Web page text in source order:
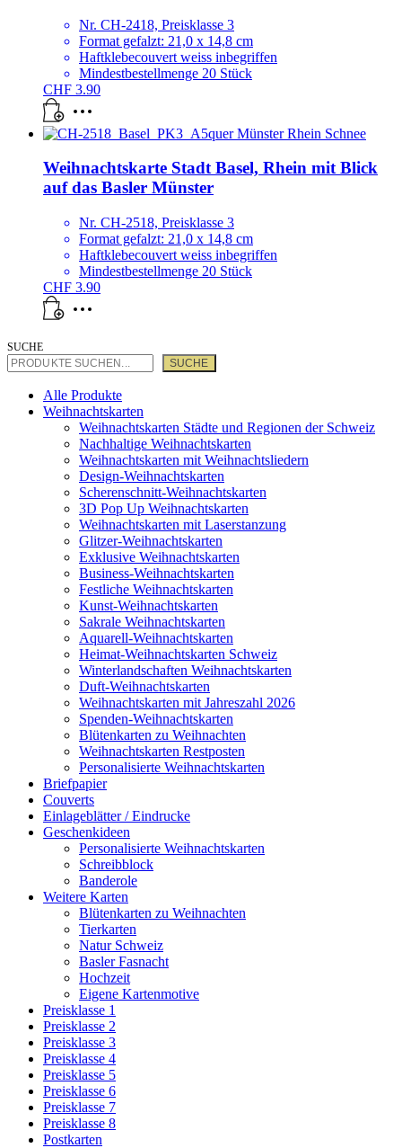
Nr. CH-2418, Preisklasse 3
Format gefalzt: 21,0 x 14,8 cm
Haftklebecouvert weiss inbegriffen
Mindestbestellmenge 20 Stück
CHF 3.90
Weihnachtskarte Stadt Basel, Rhein mit Blick
auf das Basler Münster
Nr. CH-2518, Preisklasse 3
Format gefalzt: 21,0 x 14,8 cm
Haftklebecouvert weiss inbegriffen
Mindestbestellmenge 20 Stück
CHF 3.90
SUCHE
SUCHE
Alle Produkte
Weihnachtskarten
Weihnachtskarten Städte und Regionen der Schweiz
Nachhaltige Weihnachtskarten
Weihnachtskarten mit Weihnachtsliedern
Design-Weihnachtskarten
Scherenschnitt-Weihnachtskarten
3D Pop Up Weihnachtskarten
Weihnachtskarten mit Laserstanzung
Glitzer-Weihnachtskarten
Exklusive Weihnachtskarten
Business-Weihnachtskarten
Festliche Weihnachtskarten
Kunst-Weihnachtskarten
Sakrale Weihnachtskarten
Aquarell-Weihnachtskarten
Heimat-Weihnachtskarten Schweiz
Winterlandschaften Weihnachtskarten
Duft-Weihnachtskarten
Weihnachtskarten mit Jahreszahl 2026
Spenden-Weihnachtskarten
Blütenkarten zu Weihnachten
Weihnachtskarten Restposten
Personalisierte Weihnachtskarten
Briefpapier
Couverts
Einlageblätter / Eindrucke
Geschenkideen
Personalisierte Weihnachtskarten
Schreibblock
Banderole
Weitere Karten
Blütenkarten zu Weihnachten
Tierkarten
Natur Schweiz
Basler Fasnacht
Hochzeit
Eigene Kartenmotive
Preisklasse 1
Preisklasse 2
Preisklasse 3
Preisklasse 4
Preisklasse 5
Preisklasse 6
Preisklasse 7
Preisklasse 8
Postkarten